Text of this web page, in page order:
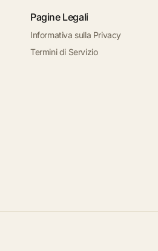
Pagine Legali
Informativa sulla Privacy
Termini di Servizio